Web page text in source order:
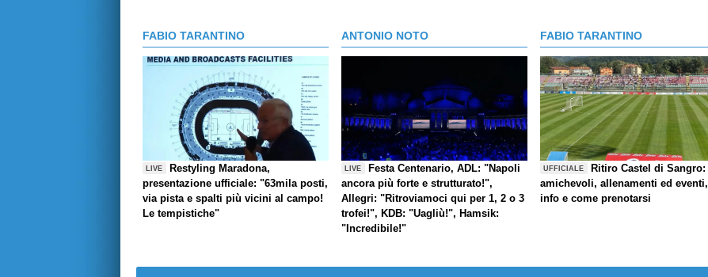
FABIO TARANTINO
LIVE
Restyling Maradona,
presentazione ufficiale: "63mila posti,
via pista e spalti più vicini al campo!
Le tempistiche"
ANTONIO NOTO
LIVE
Festa Centenario, ADL: "Napoli
ancora più forte e strutturato!",
Allegri: "Ritroviamoci qui per 1, 2 o 3
trofei!", KDB: "Uagliù!", Hamsik:
"Incredibile!"
FABIO TARANTINO
UFFICIALE
Ritiro Castel di Sangro:
amichevoli, allenamenti ed eventi,
info e come prenotarsi